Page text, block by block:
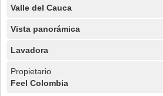
Valle del Cauca
Vista panorámica
Lavadora
Propietario
Feel Colombia